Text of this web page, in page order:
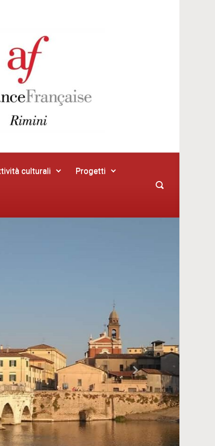
culturali Progetti
Successivo